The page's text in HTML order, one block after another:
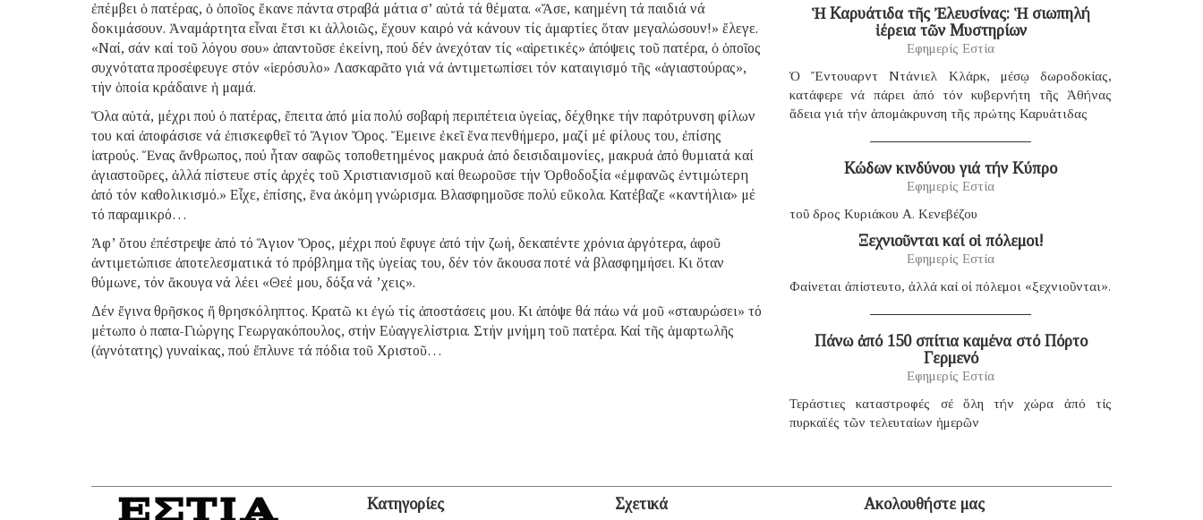
ἐπέμβει ὁ πατέρας, ὁ ὁποῖος ἔκανε πάντα στραβά μάτια σ’ αὐτά τά θέματα. «Ἄσε, καημένη τά παιδιά νά
δοκιμάσουν. Ἀναμάρτητα εἶναι ἔτσι κι ἀλλοιῶς, ἔχουν καιρό νά κάνουν τίς ἁμαρτίες ὅταν μεγαλώσουν!» ἔλεγε.
«Ναί, σάν καί τοῦ λόγου σου» ἀπαντοῦσε ἐκείνη, πού δέν ἀνεχόταν τίς «αἱρετικές» ἀπόψεις τοῦ πατέρα, ὁ ὁποῖος
συχνότατα προσέφευγε στόν «ἱερόσυλο» Λασκαρᾶτο γιά νά ἀντιμετωπίσει τόν καταιγισμό τῆς «ἁγιαστούρας»,
τήν ὁποία κράδαινε ἡ μαμά.
Ὅλα αὐτά, μέχρι πού ὁ πατέρας, ἔπειτα ἀπό μία πολύ σοβαρή περιπέτεια ὑγείας, δέχθηκε τήν παρότρυνση φίλων
του καί ἀποφάσισε νά ἐπισκεφθεῖ τό Ἅγιον Ὄρος. Ἔμεινε ἐκεῖ ἕνα πενθήμερο, μαζί μέ φίλους του, ἐπίσης
ἰατρούς. Ἕνας ἄνθρωπος, πού ἦταν σαφῶς τοποθετημένος μακρυά ἀπό δεισιδαιμονίες, μακρυά ἀπό θυμιατά καί
ἁγιαστοῦρες, ἀλλά πίστευε στίς ἀρχές τοῦ Χριστιανισμοῦ καί θεωροῦσε τήν Ὀρθοδοξία «ἐμφανῶς ἐντιμώτερη
ἀπό τόν καθολικισμό.» Εἶχε, ἐπίσης, ἕνα ἀκόμη γνώρισμα. Βλασφημοῦσε πολύ εὔκολα. Κατέβαζε «καντήλια» μέ
τό παραμικρό…
Ἀφ’ ὅτου ἐπέστρεψε ἀπό τό Ἅγιον Ὄρος, μέχρι πού ἔφυγε ἀπό τήν ζωή, δεκαπέντε χρόνια ἀργότερα, ἀφοῦ
ἀντιμετώπισε ἀποτελεσματικά τό πρόβλημα τῆς ὑγείας του, δέν τόν ἄκουσα ποτέ νά βλασφημήσει. Κι ὅταν
θύμωνε, τόν ἄκουγα νά λέει «Θεέ μου, δόξα νά ’χεις».
Δέν ἔγινα θρῆσκος ἤ θρησκόληπτος. Κρατῶ κι ἐγώ τίς ἀποστάσεις μου. Κι ἀπόψε θά πάω νά μοῦ «σταυρώσει» τό
μέτωπο ὁ παπα-Γιώργης Γεωργακόπουλος, στήν Εὐαγγελίστρια. Στήν μνήμη τοῦ πατέρα. Καί τῆς ἁμαρτωλῆς
(ἁγνότατης) γυναίκας, πού ἔπλυνε τά πόδια τοῦ Χριστοῦ…
Ἡ Καρυάτιδα τῆς Ἐλευσίνας: Ἡ σιωπηλή
ἱέρεια τῶν Μυστηρίων
Εφημερίς Εστία
Ὁ Ἔντουαρντ Ντάνιελ Κλάρκ, μέσῳ δωροδοκίας,
κατάφερε νά πάρει ἀπό τόν κυβερνήτη τῆς Ἀθήνας
ἄδεια γιά τήν ἀπομάκρυνση τῆς πρώτης Καρυάτιδας
Κώδων κινδύνου γιά τήν Κύπρο
Εφημερίς Εστία
τοῦ δρος Κυριάκου Α. Κενεβέζου
Ξεχνιοῦνται καί οἱ πόλεμοι!
Εφημερίς Εστία
Φαίνεται ἀπίστευτο, ἀλλά καί οἱ πόλεμοι «ξεχνιοῦνται».
Πάνω ἀπό 150 σπίτια καμένα στό Πόρτο
Γερμενό
Εφημερίς Εστία
Τεράστιες καταστροφές σέ ὅλη τήν χώρα ἀπό τίς
πυρκαϊές τῶν τελευταίων ἡμερῶν
Κατηγορίες Σχετικά Ακολουθήστε μας